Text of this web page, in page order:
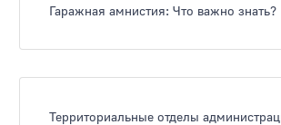
Гаражная амнистия: Что важно знать?
Территориальные отделы